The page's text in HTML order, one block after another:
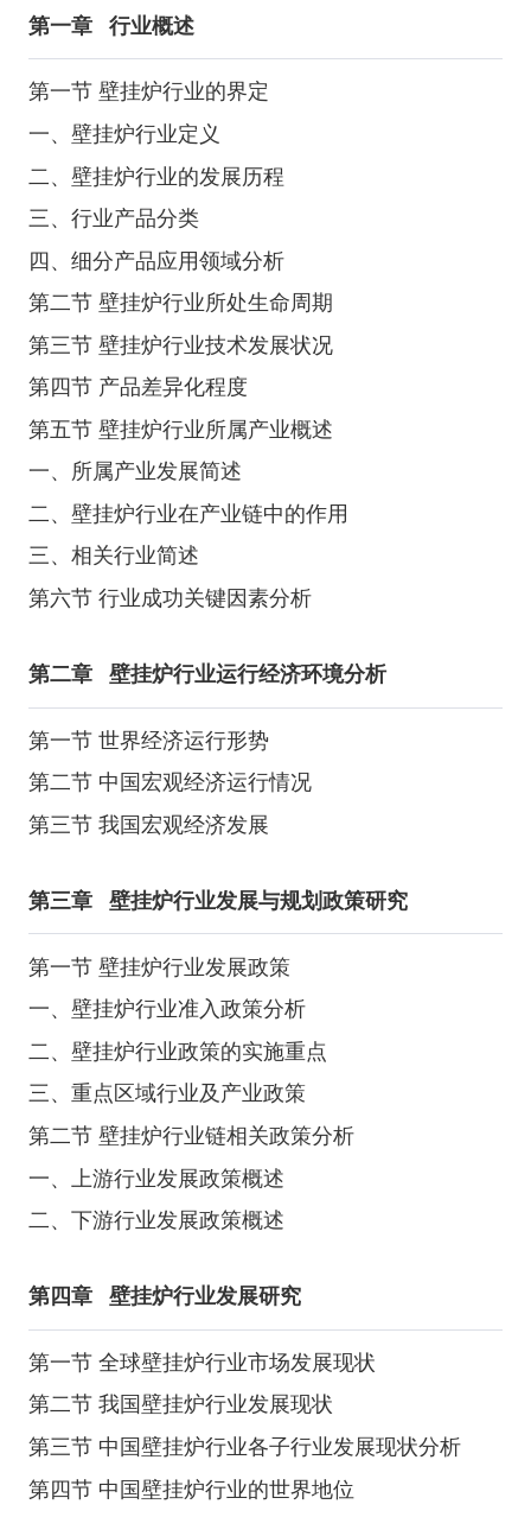
第一章 行业概述
第一节 壁挂炉行业的界定
一、壁挂炉行业定义
二、壁挂炉行业的发展历程
三、行业产品分类
四、细分产品应用领域分析
第二节 壁挂炉行业所处生命周期
第三节 壁挂炉行业技术发展状况
第四节 产品差异化程度
第五节 壁挂炉行业所属产业概述
一、所属产业发展简述
二、壁挂炉行业在产业链中的作用
三、相关行业简述
第六节 行业成功关键因素分析
第二章 壁挂炉行业运行经济环境分析
第一节 世界经济运行形势
第二节 中国宏观经济运行情况
第三节 我国宏观经济发展
第三章 壁挂炉行业发展与规划政策研究
第一节 壁挂炉行业发展政策
一、壁挂炉行业准入政策分析
二、壁挂炉行业政策的实施重点
三、重点区域行业及产业政策
第二节 壁挂炉行业链相关政策分析
一、上游行业发展政策概述
二、下游行业发展政策概述
第四章 壁挂炉行业发展研究
第一节 全球壁挂炉行业市场发展现状
第二节 我国壁挂炉行业发展现状
第三节 中国壁挂炉行业各子行业发展现状分析
第四节 中国壁挂炉行业的世界地位